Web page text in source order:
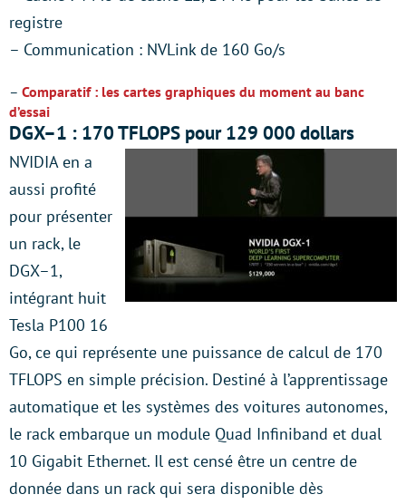
registre
– Communication : NVLink de 160 Go/s
– Comparatif : les cartes graphiques du moment au banc
d’essai
DGX–1 : 170 TFLOPS pour 129 000 dollars
NVIDIA en a
aussi profité
pour présenter
un rack, le
DGX–1,
intégrant huit
Tesla P100 16
Go, ce qui représente une puissance de calcul de 170
TFLOPS en simple précision. Destiné à l’apprentissage
automatique et les systèmes des voitures autonomes,
le rack embarque un module Quad Infiniband et dual
10 Gigabit Ethernet. Il est censé être un centre de
donnée dans un rack qui sera disponible dès